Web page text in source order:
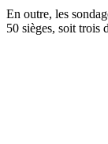
En outre, les
50 sièges, soit trois